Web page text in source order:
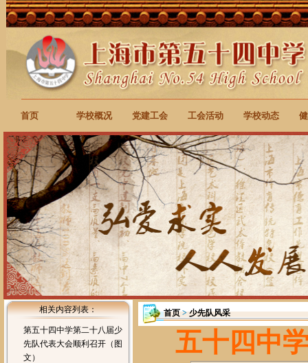
首页 学校概况 党建工会 工会活动 学校动态
相关内容列表：
第五十四中学第二十八届少
先队代表大会顺利召开（图
文）
首页>少先队风采
五十四中